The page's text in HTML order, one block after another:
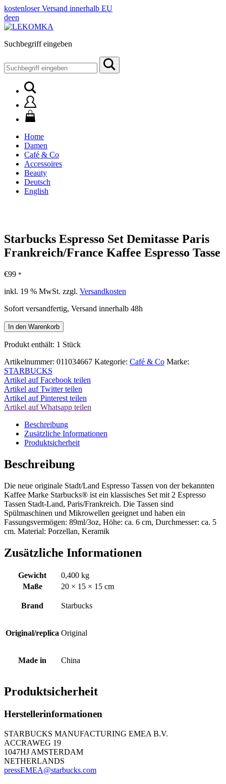
kostenloser Versand innerhalb EU
deen
Suchbegriff eingeben
nach:
Home
Damen
Café & Co
Accessoires
Beauty
Deutsch
English
Starbucks Espresso Set Demitasse Paris
Frankreich/France Kaffee Espresso Tasse
€99 *
inkl. 19 % MwSt. zzgl. Versandkosten
Sofort versandfertig, Versand innerhalb 48h
Starbucks
Espresso
Set
Paris
Frankreich/France
Kaffee
Espresso
Tasse
Menge
In den Warenkorb
Produkt enthält: 1 Stück
Artikelnummer: 011034667 Kategorie: Café & Co Marke:
STARBUCKS
Artikel auf Facebook teilen
Artikel auf Twitter teilen
Artikel auf Pinterest teilen
Artikel auf Whatsapp teilen
Beschreibung
Zusätzliche Informationen
Produktsicherheit
Beschreibung
Die neue originale Stadt/Land Espresso Tassen von der bekannten
Kaffee Marke Starbucks® ist ein klassisches Set mit 2 Espresso
Tassen Stadt-Land, Paris/Frankreich. Die Tassen sind
Spülmaschinen und Mikrowellen geeignet und haben ein
Fassungsvermögen: 89ml/3oz, Höhe: ca. 6 cm, Durchmesser: ca. 5
cm. Material: Porzellan, Keramik
Zusätzliche Informationen
Gewicht
0,400 kg
Maße
20 × 15 × 15 cm
Brand Starbucks
Original/replica Original
Made in China
Produktsicherheit
Herstellerinformationen
STARBUCKS MANUFACTURING EMEA B.V.
ACCRAWEG 19
1047HJ AMSTERDAM
NETHERLANDS
pressEMEA@starbucks.com